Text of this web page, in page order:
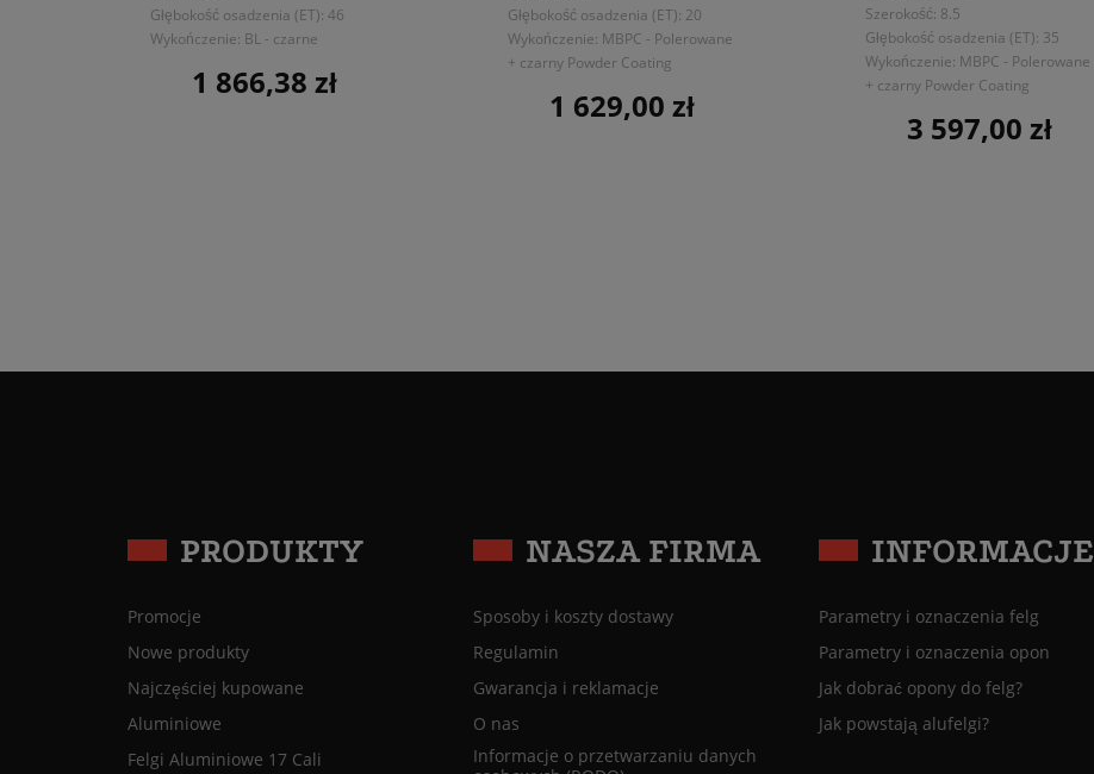
Głębokość osadzenia (ET): 46
Wykończenie: BL - czarne
Cena
1 866,38 zł
Głębokość osadzenia (ET): 20
Wykończenie: MBPC - Polerowane
+ czarny Powder Coating
Cena
1 629,00 zł
Szerokość: 8.5
Głębokość osadzenia (ET): 35
Wykończenie: MBPC - Polerowane
+ czarny Powder Coating
Cena
3 597,00 zł
PRODUKTY
Promocje
Nowe produkty
Najczęściej kupowane
Aluminiowe
Felgi Aluminiowe 17 Cali
NASZA FIRMA
Sposoby i koszty dostawy
Regulamin
Gwarancja i reklamacje
O nas
Informacje o przetwarzaniu danych
INFORMACJE
Parametry i oznaczenia felg
Parametry i oznaczenia opon
Jak dobrać opony do felg?
Jak powstają alufelgi?